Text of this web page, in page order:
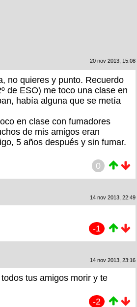
20 nov 2013, 15:08
no quieres y punto. Recuerdo
de ESO) me toco una clase en
había alguna que se metía
en clase con fumadores
de mis amigos eran
5 años después y sin fumar.
0
14 nov 2013, 22:49
-1
14 nov 2013, 23:16
tus amigos morir y te
-2